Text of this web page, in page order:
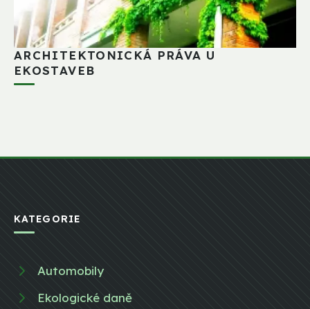
ARCHITEKTONICKÁ PRÁVA U
EKOSTAVEB
KATEGORIE
Automobily
Ekologické daně